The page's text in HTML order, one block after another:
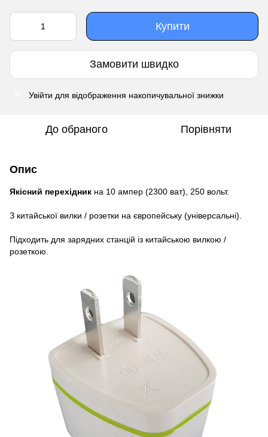
Купити
Замовити швидко
Увійти для відображення накопичувальної знижки
До обраного Порівняти
Опис
Якісний перехідник на 10 ампер (2300 ват), 250 вольт.
З китайської вилки / розетки на європейську (універсальні).
Підходить для зарядних станцій із китайською вилкою /
розеткою.